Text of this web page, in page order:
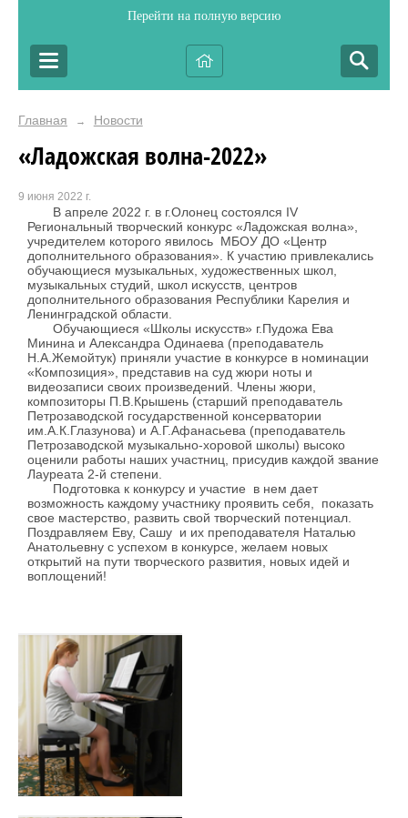
Перейти на полную версию
Главная → Новости
«Ладожская волна-2022»
9 июня 2022 г.
В апреле 2022 г. в г.Олонец состоялся IV
Региональный творческий конкурс «Ладожская волна»,
учредителем которого явилось МБОУ ДО «Центр
дополнительного образования». К участию привлекались
обучающиеся музыкальных, художественных школ,
музыкальных студий, школ искусств, центров
дополнительного образования Республики Карелия и
Ленинградской области.
Обучающиеся «Школы искусств» г.Пудожа Ева
Минина и Александра Одинаева (преподаватель
Н.А.Жемойтук) приняли участие в конкурсе в номинации
«Композиция», представив на суд жюри ноты и
видеозаписи своих произведений. Члены жюри,
композиторы П.В.Крышень (старший преподаватель
Петрозаводской государственной консерватории
им.А.К.Глазунова) и А.Г.Афанасьева (преподаватель
Петрозаводской музыкально-хоровой школы) высоко
оценили работы наших участниц, присудив каждой звание
Лауреата 2-й степени.
Подготовка к конкурсу и участие в нем дает
возможность каждому участнику проявить себя, показать
свое мастерство, развить свой творческий потенциал.
Поздравляем Еву, Сашу и их преподавателя Наталью
Анатольевну с успехом в конкурсе, желаем новых
открытий на пути творческого развития, новых идей и
воплощений!